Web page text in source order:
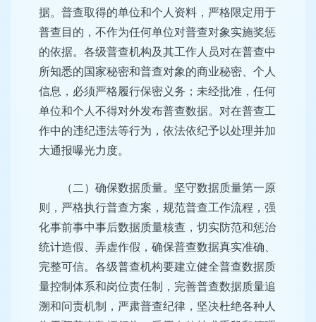
据。普查取得的单位和个人资料，严格限定用于
普查目的，不作为任何单位对普查对象实施奖惩
的依据。各级普查机构及其工作人员对在普查中
所知悉的国家秘密和普查对象的商业秘密、个人
信息，必须严格履行保密义务；未经批准，任何
单位和个人不得对外发布普查数据。对在普查工
作中的违纪违法等行为，依法依纪予以处理并加
大通报曝光力度。
（二）确保数据质量。坚守数据质量第一原
则，严格执行普查方案，规范普查工作流程，强
化事前事中事后数据质量核查，切实防范和惩治
统计造假、弄虚作假，确保普查数据真实准确、
完整可信。各级普查机构要建立健全普查数据质
量控制体系和岗位责任制，完善普查数据质量追
溯和问责机制，严肃普查纪律，坚决杜绝各种人